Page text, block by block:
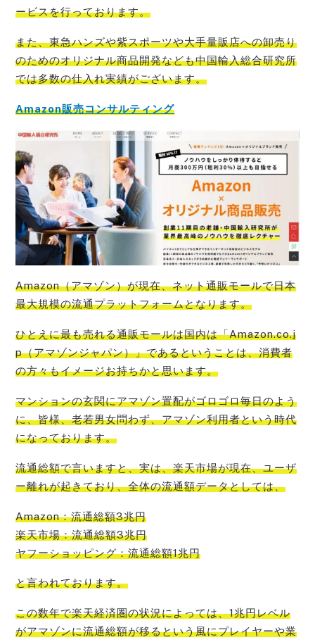
ービスを行っております。
また、東急ハンズや紫スポーツや大手量販店への卸売り
のためのオリジナル商品開発なども中国輸入総合研究所
では多数の仕入れ実績がございます。
Amazon販売コンサルティング
Amazon（アマゾン）が現在、ネット通販モールで日本
最大規模の流通プラットフォームとなります。
ひとえに最も売れる通販モールは国内は「Amazon.co.j
p（アマゾンジャパン）」であるということは、消費者
の方々もイメージお持ちかと思います。
マンションの玄関にアマゾン置配がゴロゴロ毎日のよう
に、皆様、老若男女問わず、アマゾン利用者という時代
になっております。
流通総額で言いますと、実は、楽天市場が現在、ユーザ
ー離れが起きており、全体の流通額データとしては、
Amazon：流通総額3兆円
楽天市場：流通総額3兆円
ヤフーショッピング：流通総額1兆円
と言われております。
この数年で楽天経済圏の状況によっては、1兆円レベル
がアマゾンに流通総額が移るという風にプレイヤーや業